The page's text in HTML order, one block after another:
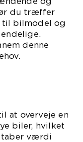
du træffer
til bilmodel og
denne
at overveje en
biler, hvilket
taber værdi